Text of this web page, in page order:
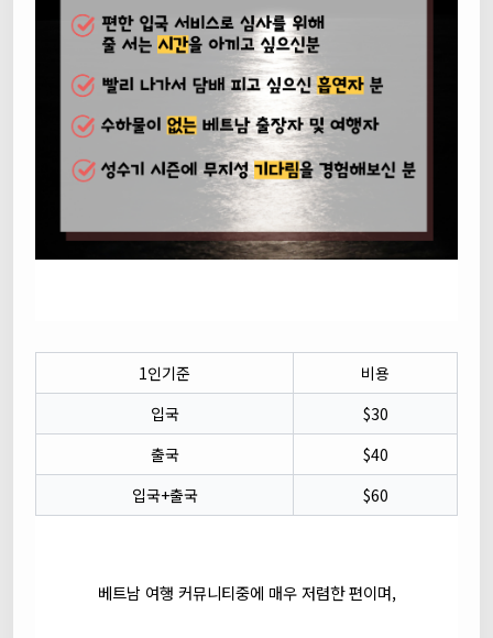
1인기준
비용
입국
$30
출국
$40
입국+출국
$60
베트남 여행 커뮤니티중에 매우 저렴한 편이며,